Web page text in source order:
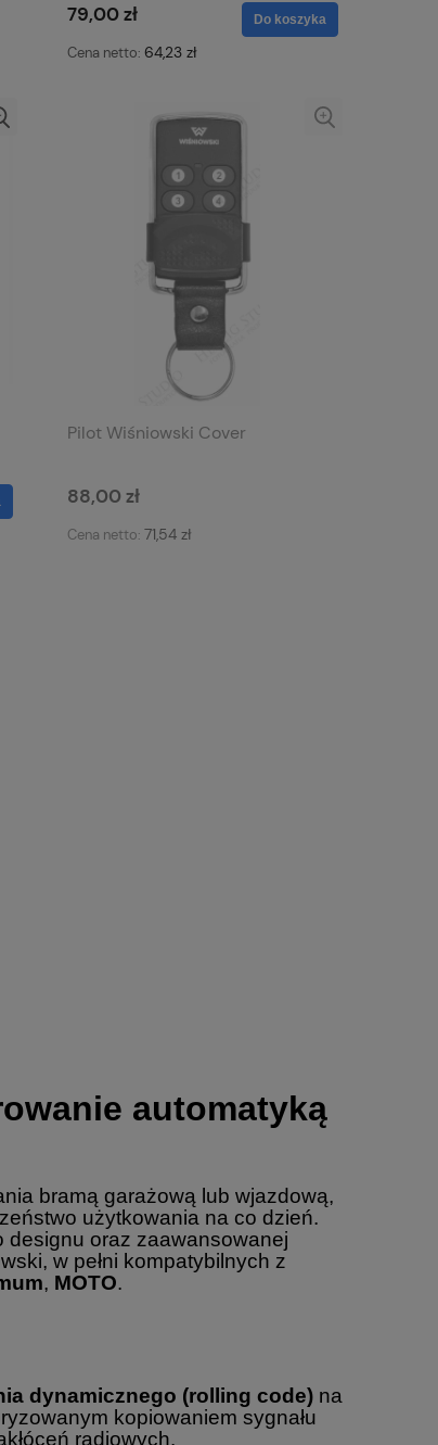
79,00 zł
Cena netto: 64,23 zł
Do koszyka
Pilot Wiśniowski Cover
88,00 zł
Cena netto: 71,54 zł
automatyką
bramą garażową lub wjazdową,
użytkowania na co dzień.
designu oraz zaawansowanej
w pełni kompatybilnych z
, MOTO.
dynamicznego (rolling code) na
kopiowaniem sygnału
radiowych.